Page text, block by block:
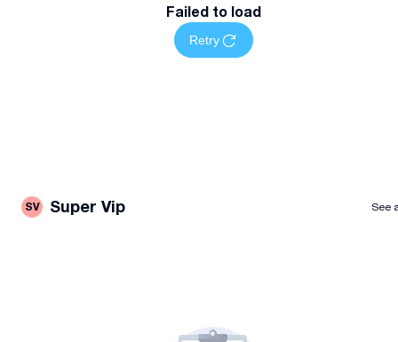
ნომერზე სრული ინფორმაციისთვის
Failed to load
Retry
SV Super Vip See